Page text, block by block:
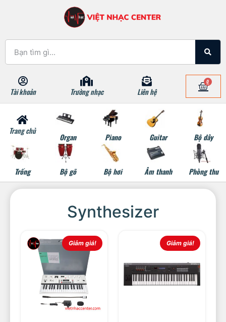
Tài khoản Trường nhạc Liên hệ
0
Trang chủ
Organ Piano Guitar Bộ dây
Trống Bộ gõ Bộ hơi Âm thanh Phòng thu
Synthesizer
Giảm giá! Giảm giá!